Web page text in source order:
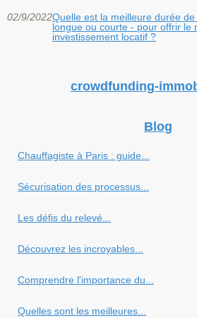
02/9/2022Quelle est la meilleure durée de
longue ou courte - pour offrir le
investissement locatif ?
crowdfunding-
Blog
Chauffagiste à Paris : guide...
Sécurisation des processus...
Les défis du relevé...
Découvrez les incroyables...
Comprendre l'importance du...
Quelles sont les meilleures...